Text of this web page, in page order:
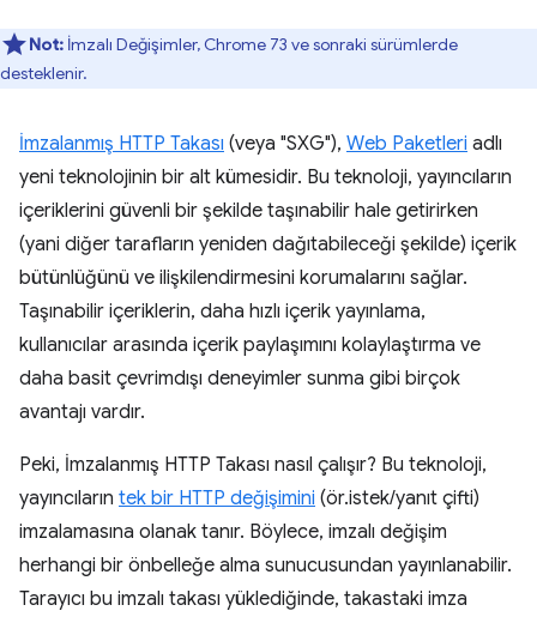
Not: İmzalı Değişimler, Chrome 73 ve sonraki sürümlerde
desteklenir.
İmzalanmış HTTP Takası (veya "SXG"), Web Paketleri adlı
yeni teknolojinin bir alt kümesidir. Bu teknoloji, yayıncıların
içeriklerini güvenli bir şekilde taşınabilir hale getirirken
(yani diğer tarafların yeniden dağıtabileceği şekilde) içerik
bütünlüğünü ve ilişkilendirmesini korumalarını sağlar.
Taşınabilir içeriklerin, daha hızlı içerik yayınlama,
kullanıcılar arasında içerik paylaşımını kolaylaştırma ve
daha basit çevrimdışı deneyimler sunma gibi birçok
avantajı vardır.
Peki, İmzalanmış HTTP Takası nasıl çalışır? Bu teknoloji,
yayıncıların tek bir HTTP değişimini (ör.istek/yanıt çifti)
imzalamasına olanak tanır. Böylece, imzalı değişim
herhangi bir önbelleğe alma sunucusundan yayınlanabilir.
Tarayıcı bu imzalı takası yüklediğinde, takastaki imza